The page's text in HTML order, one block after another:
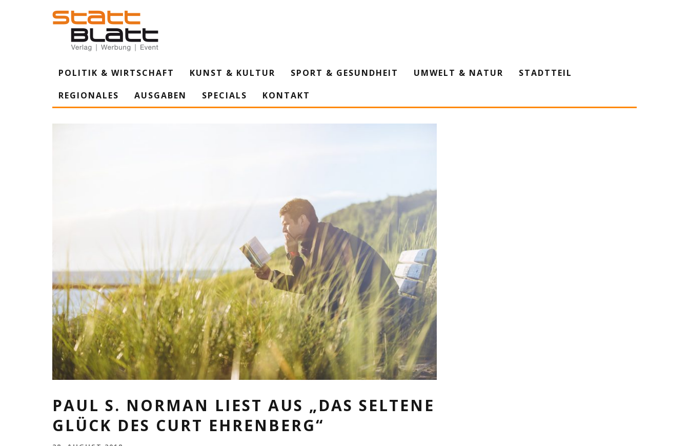
POLITIK & WIRTSCHAFT KUNST & KULTUR SPORT & GESUNDHEIT UMWELT & NATUR
STADTTEIL
REGIONALES
AUSGABEN SPECIALS KONTAKT
PAUL S. NORMAN LIEST AUS „DAS SELTENE
GLÜCK DES CURT EHRENBERG“